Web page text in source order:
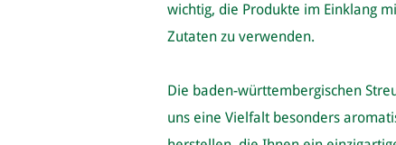
wichtig, die Produkte im Einklang
Zutaten zu verwenden.
Die baden-württembergischen
uns eine Vielfalt besonders